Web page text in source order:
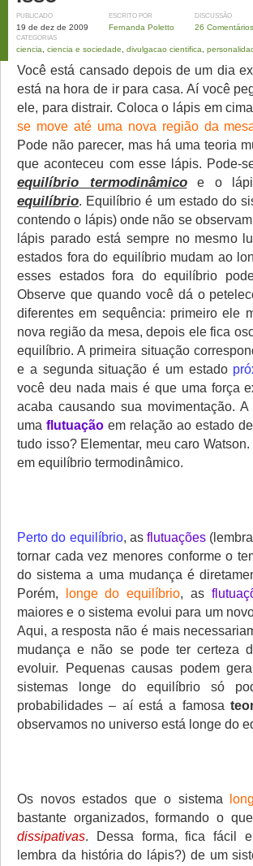
PUBLICADO
19 de dez de 2009
ESCRITO POR
Fernanda Poletto
DISCUSSÃO
26 Comentários
CATEGORIAS
ciencia ciencia e sociedade divulgacao cientifica
Você está cansado depois de um dia
está na hora de ir para casa. Aí você
ele, para distrair. Coloca o lápis em
se move até uma nova região da
Pode não parecer, mas há uma teoria
que aconteceu com esse lápis. Pode-
equilíbrio termodinâmicoe o
equilíbrio. Equilíbrio é um estado do
contendo o lápis) onde não se
lápis parado está sempre no mesmo
estados fora do equilíbrio mudam ao
esses estados fora do equilíbrio
Observe que quando você dá o
diferentes em sequência: primeiro ele
nova região da mesa, depois ele fica
equilíbrio. A primeira situação
e a segunda situação é um estado
você deu nada mais é que uma força
acaba causando sua movimentação.
uma flutuação em relação ao estado
tudo isso? Elementar, meu caro
em equilíbrio termodinâmico.
Perto do equilíbrio, as flutuações
tornar cada vez menores conforme o
do sistema a uma mudança é
Porém, longe do equilíbrio, as
maiores e o sistema evolui para um
Aqui, a resposta não é mais
mudança e não se pode ter certeza
evoluir. Pequenas causas podem
sistemas longe do equilíbrio só
probabilidades – aí está a famosa
observamos no universo está longe do
Os novos estados que o sistema
bastante organizados, formando o
dissipativas. Dessa forma, fica fácil
lembra da história do lápis?) de um